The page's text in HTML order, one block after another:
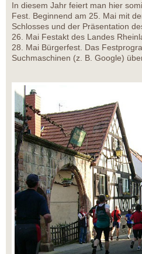
In diesem Jahr feiert man hier
Fest. Beginnend am 25. Mai mit
Schlosses und der Präsentation
26. Mai Festakt des Landes
28. Mai Bürgerfest. Das
Suchmaschinen (z. B. Google)